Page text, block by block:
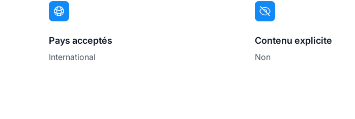
Pays acceptés
International
Contenu explicite
Non